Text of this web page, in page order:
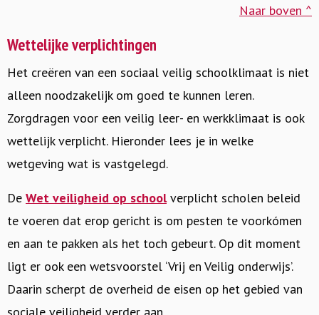
Naar boven ^
Wettelijke verplichtingen
Het creëren van een sociaal veilig schoolklimaat is niet
alleen noodzakelijk om goed te kunnen leren.
Zorgdragen voor een veilig leer- en werkklimaat is ook
wettelijk verplicht. Hieronder lees je in welke
wetgeving wat is vastgelegd.
De Wet veiligheid op schoolverplicht scholen beleid
te voeren dat erop gericht is om pesten te voorkómen
en aan te pakken als het toch gebeurt. Op dit moment
ligt er ook een wetsvoorstel ‘Vrij en Veilig onderwijs’.
Daarin scherpt de overheid de eisen op het gebied van